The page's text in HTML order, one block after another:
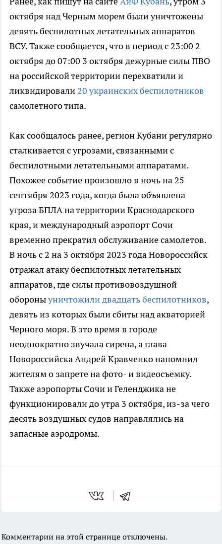
октября над Черным морем были уничтожены
девять беспилотных летательных аппаратов
ВСУ. Также сообщается, что в период с 23:00 2
октября до 07:00 3 октября дежурные силы ПВО
на российской территории перехватили и
ликвидировали 20 украинских беспилотников
самолетного типа.
Как сообщалось ранее, регион Кубани регулярно
сталкивается с угрозами, связанными с
беспилотными летательными аппаратами.
Похожее событие произошло в ночь на 25
сентября 2023 года, когда была объявлена
угроза БПЛА на территории Краснодарского
края, и международный аэропорт Сочи
временно прекратил обслуживание самолетов.
В ночь с 2 на 3 октября 2023 года Новороссийск
отражал атаку беспилотных летательных
аппаратов, где силы противовоздушной
обороныуничтожили двадцать беспилотников,
девять из которых были сбиты над акваторией
Черного моря. В это время в городе
неоднократно звучала сирена, а глава
Новороссийска Андрей Кравченко напомнил
жителям о запрете на фото- и видеосъемку.
Также аэропорты Сочи и Геленджика не
функционировали до утра 3 октября, из-за чего
десять воздушных судов направлялись на
запасные аэродромы.
Комментарии на этой странице отключены.